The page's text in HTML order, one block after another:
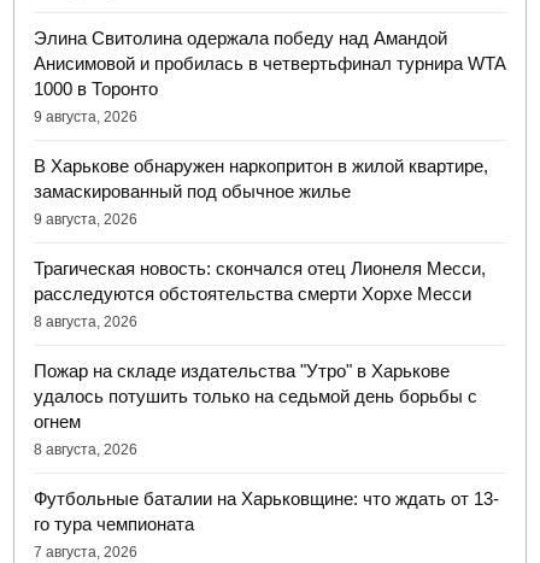
Элина Свитолина одержала победу над Амандой
Анисимовой и пробилась в четвертьфинал турнира WTA
1000 в Торонто
9 августа, 2026
В Харькове обнаружен наркопритон в жилой квартире,
замаскированный под обычное жилье
9 августа, 2026
Трагическая новость: скончался отец Лионеля Месси,
расследуются обстоятельства смерти Хорхе Месси
8 августа, 2026
Пожар на складе издательства "Утро" в Харькове
удалось потушить только на седьмой день борьбы с
огнем
8 августа, 2026
Футбольные баталии на Харьковщине: что ждать от 13-
го тура чемпионата
7 августа, 2026